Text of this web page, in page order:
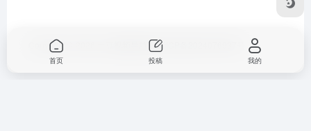
Copyright © 2026 土豆视频导航网浙ICP备2024076937号
首页 投稿 我的